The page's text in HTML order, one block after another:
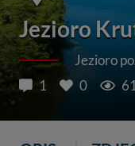
Jezioro
Jezioro
1
0